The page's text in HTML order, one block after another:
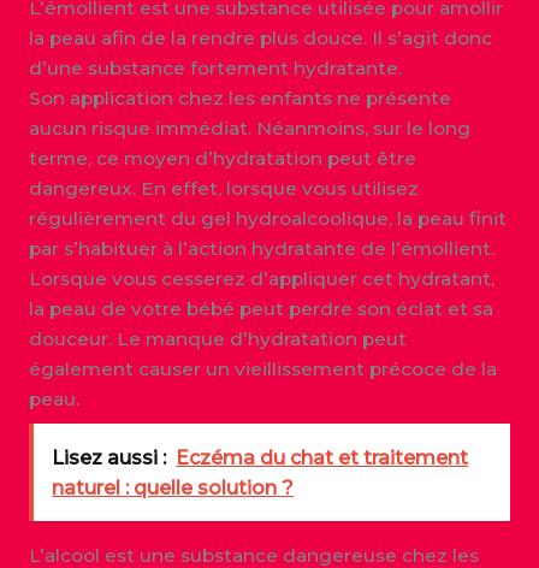
L’émollient est une substance utilisée pour amollir
la peau afin de la rendre plus douce. Il s’agit donc
d’une substance fortement hydratante.
Son application chez les enfants ne présente
aucun risque immédiat. Néanmoins, sur le long
terme, ce moyen d’hydratation peut être
dangereux. En effet, lorsque vous utilisez
régulièrement du gel hydroalcoolique, la peau finit
par s’habituer à l’action hydratante de l’émollient.
Lorsque vous cesserez d’appliquer cet hydratant,
la peau de votre bébé peut perdre son éclat et sa
douceur. Le manque d’hydratation peut
également causer un vieillissement précoce de la
peau.
Lisez aussi : Eczéma du chat et traitement
naturel : quelle solution ?
L’alcool est une substance dangereuse chez les